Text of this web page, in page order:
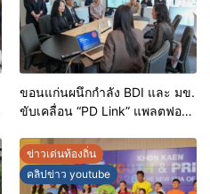
ขอนแก่นผนึกกำลัง BDI และ มข.
ขับเคลื่อน “PD Link” แพลตฟอร์ม
บริหารงานบนฐานข้อมูลที่
แม่นยำและยั่งยืน
ข่าวเด่นท้องถิ่น
คลิปข่าว youtube